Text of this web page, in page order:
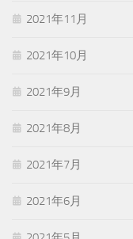
2021年11月
2021年10月
2021年9月
2021年8月
2021年7月
2021年6月